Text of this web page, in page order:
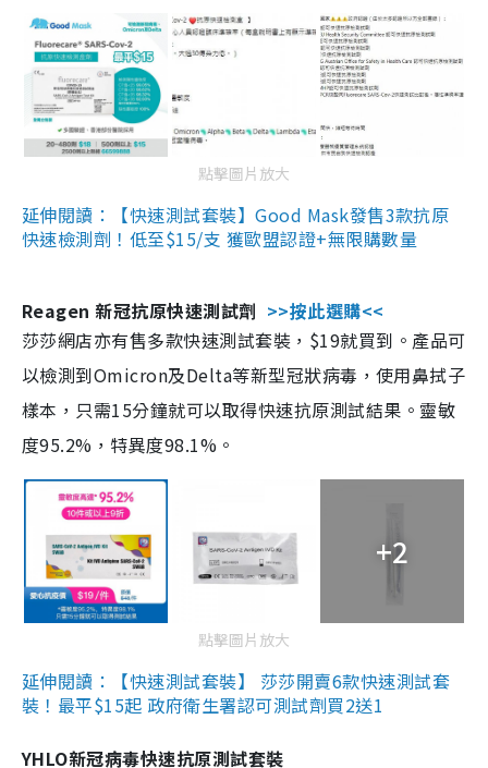
點擊圖片放大
延伸閱讀：【快速測試套裝】Good Mask發售3款抗原
快速檢測劑！低至$15/支 獲歐盟認證+無限購數量
Reagen 新冠抗原快速測試劑 >>按此選購<<
莎莎網店亦有售多款快速測試套裝，$19就買到。產品可
以檢測到Omicron及Delta等新型冠狀病毒，使用鼻拭子
樣本，只需15分鐘就可以取得快速抗原測試結果。靈敏
度95.2%，特異度98.1%。
+2
點擊圖片放大
延伸閱讀：【快速測試套裝】 莎莎開賣6款快速測試套
裝！最平$15起 政府衛生署認可測試劑買2送1
YHLO新冠病毒快速抗原測試套裝